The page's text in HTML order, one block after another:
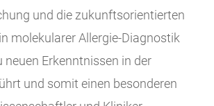
und die zukunftsorientierten
molekularer Allergie-Diagnostik
neuen Erkenntnissen in der
und somit einen besonderen